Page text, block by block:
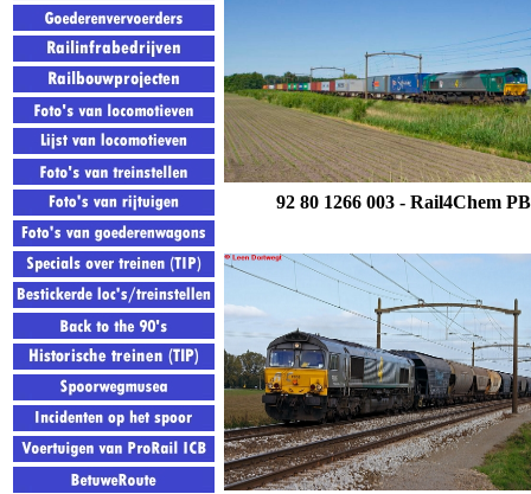
92 80 1266 003 - Rail4Chem